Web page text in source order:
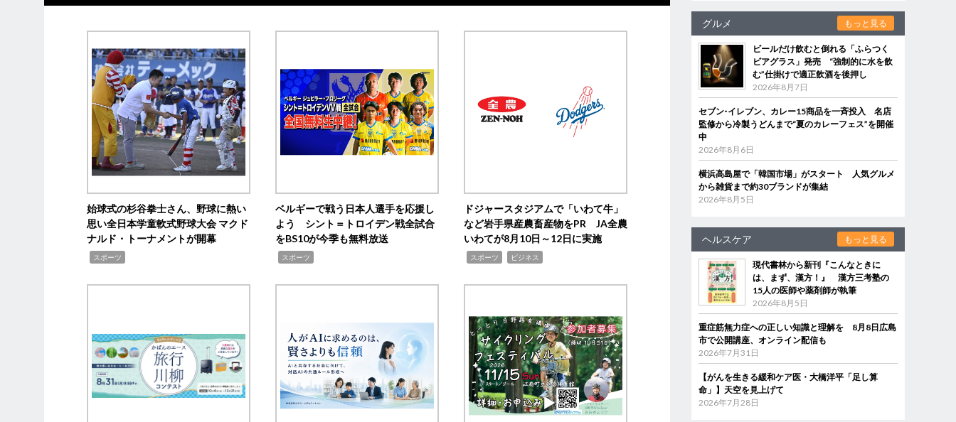
始球式の杉谷拳士さん、野球に熱い
思い全日本学童軟式野球大会 マクド
ナルド・トーナメントが開幕
スポーツ
ベルギーで戦う日本人選手を応援し
よう シント＝トロイデン戦全試合
をBS10が今季も無料放送
スポーツ
ドジャースタジアムで「いわて牛」
など岩手県産農畜産物をPR JA全農
いわてが8月10日～12日に実施
スポーツ ビジネス
グルメ もっと見る
ビールだけ飲むと倒れる「ふらつく
ビアグラス」発売 “強制的に水を飲
む”仕掛けで適正飲酒を後押し
2026年8月7日
セブン‐イレブン、カレー15商品を一斉投入 名店
監修から冷製うどんまで“夏のカレーフェス”を開催
中
2026年8月6日
横浜高島屋で「韓国市場」がスタート 人気グルメ
から雑貨まで約30ブランドが集結
2026年8月5日
ヘルスケア もっと見る
現代書林から新刊『こんなときに
は、まず、漢方！』 漢方三考塾の
15人の医師や薬剤師が執筆
2026年8月5日
重症筋無力症への正しい知識と理解を 8月8日広島
市で公開講座、オンライン配信も
2026年7月31日
【がんを生きる緩和ケア医・大橋洋平「足し算
命」】天空を見上げて
2026年7月28日